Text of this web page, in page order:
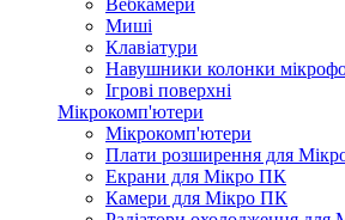
Вебкамери
Миші
Клавіатури
Навушники колонки
Ігрові поверхні
Мікрокомп'ютери
Мікрокомп'ютери
Плати розширення для
Екрани для Мікро ПК
Камери для Мікро ПК